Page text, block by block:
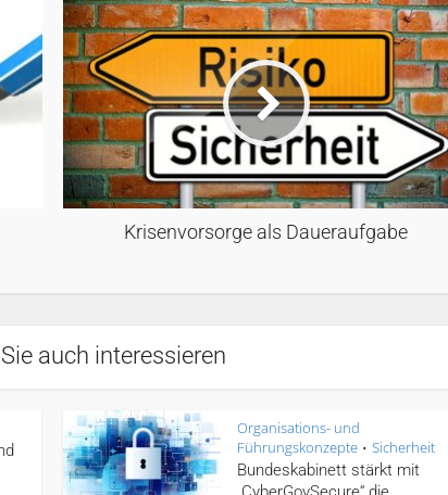
Krisenvorsorge als Daueraufgabe
auch interessieren
Organisations- und
Führungskonzepte • Sicherheit
Bundeskabinett stärkt mit